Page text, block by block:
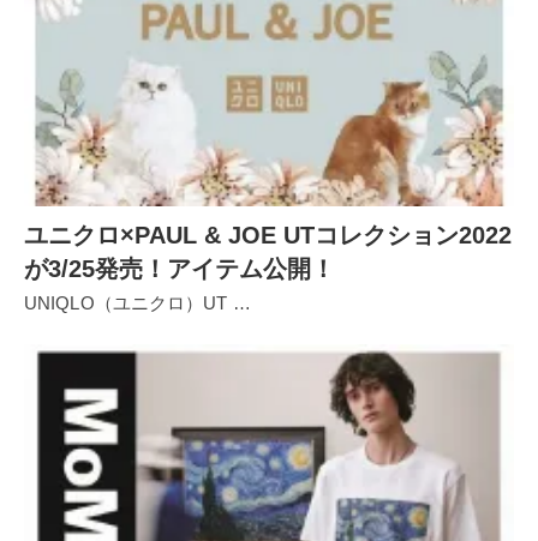
ユニクロ×PAUL & JOE UTコレクション2022
が3/25発売！アイテム公開！
UNIQLO（ユニクロ）UT …